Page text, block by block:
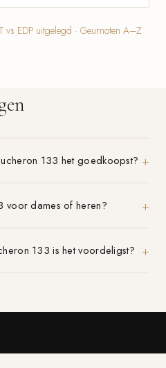
vs EDP uitgelegd · Geurnoten A–Z
133 het goedkoopst?
voor dames of heren?
133 is het voordeligst?